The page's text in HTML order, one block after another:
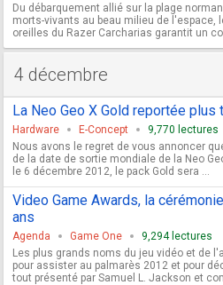
Du débarquement allié sur la plage
morts-vivants au beau milieu de l'espace,
oreilles du Razer Carcharias garantit un
4 décembre
La Neo Geo X Gold reportée plus
Hardware E-Concept
9,770 lectures
Nous avons le regret de vous annoncer
de la date de sortie mondiale de la Neo
le 6 décembre 2012, le pack Gold sera ...
Video Game Awards, la
ans
Agenda Game One
9,294 lectures
Les plus grands noms du jeu vidéo et de
pour assister au palmarès 2012 et pour
tout présenté par Samuel L. Jackson et